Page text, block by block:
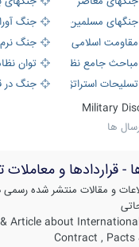
مسلمین
جنگ آوران
اسلامی
جنگ نرم و
جامع نظامی
توان
استراتژیک
جنگ در
Military
ها
قراردادها و معاملات
و مقالات منتشر شده رسمی
& Article about
Contract ,